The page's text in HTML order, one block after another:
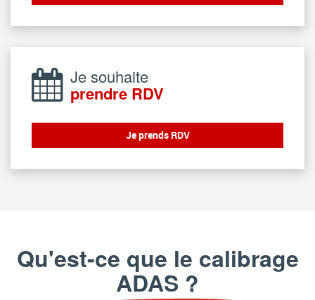
Je souhaite
prendre RDV
Je prends RDV
Qu'est-ce que le calibrage
ADAS ?